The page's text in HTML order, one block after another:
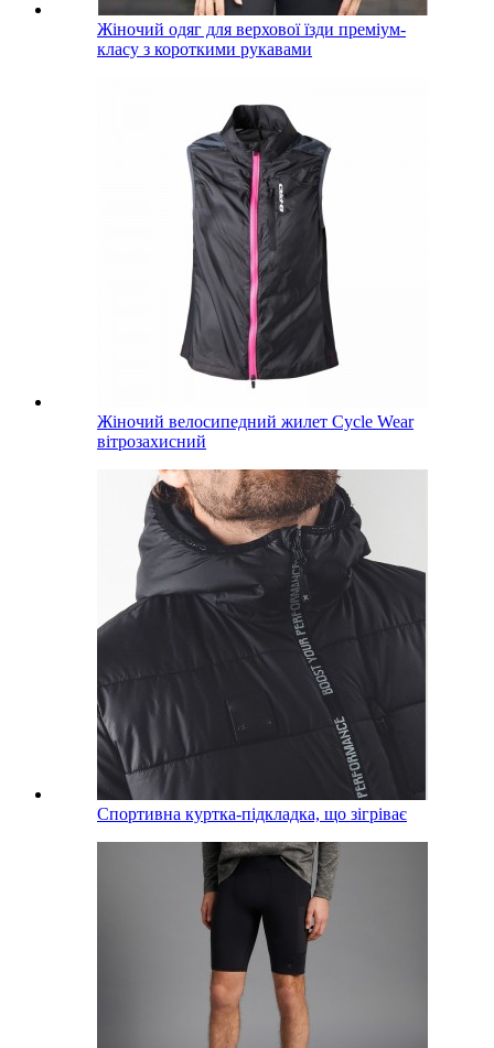
Жіночий одяг для верхової їзди преміум-
класу з короткими рукавами
Жіночий велосипедний жилет Cycle Wear
вітрозахисний
Спортивна куртка-підкладка, що зігріває